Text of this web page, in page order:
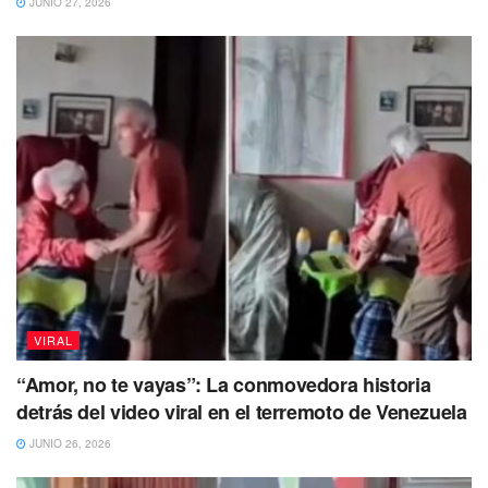
hamburguesas.
Fuehasta el año 2017 que Balltze ganó mucha más
popularidad
ymirada traviesa la convirtieron en una estrella
VIRAL
“Amor, no te vayas”: La conmovedora historia
detrás del video viral en el terremoto de Venezuela
JUNIO 26, 2026